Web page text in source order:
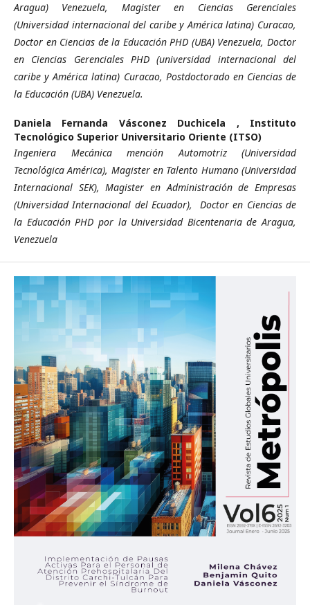
Aragua) Venezuela, Magister en Ciencias Gerenciales
(Universidad internacional del caribe y América latina) Curacao,
Doctor en Ciencias de la Educación PHD (UBA) Venezuela, Doctor
en Ciencias Gerenciales PHD (universidad internacional del
caribe y América latina) Curacao, Postdoctorado en Ciencias de
la Educación (UBA) Venezuela.
Daniela Fernanda Vásconez Duchicela , Instituto
Tecnológico Superior Universitario Oriente (ITSO)
Ingeniera Mecánica mención Automotriz (Universidad
Tecnológica América), Magister en Talento Humano (Universidad
Internacional SEK), Magister en Administración de Empresas
(Universidad Internacional del Ecuador), Doctor en Ciencias de
la Educación PHD por la Universidad Bicentenaria de Aragua,
Venezuela